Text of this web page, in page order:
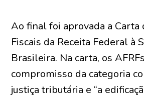
Ao final foi aprovada a
Fiscais da Receita Federal à
Brasileira. Na carta, os
compromisso da categoria
justiça tributária e “a